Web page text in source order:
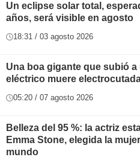
Un eclipse solar total,
años, será visible en agosto
18:31 / 03 agosto 2026
Una boa gigante que subió
eléctrico muere
05:20 / 07 agosto 2026
Belleza del 95 %: la actriz
Emma Stone, elegida la
mundo